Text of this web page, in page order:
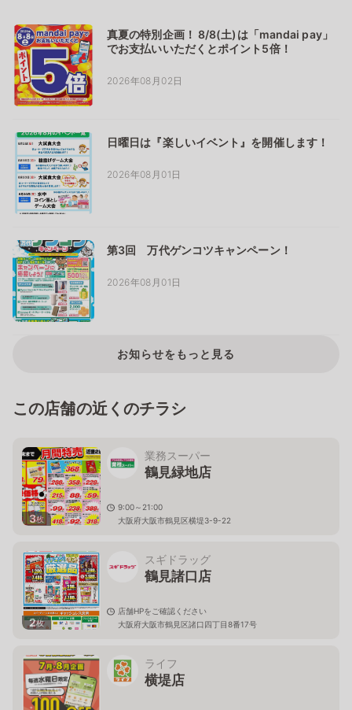
真夏の特別企画！ 8/8(土)は「mandai pay」
でお支払いいただくとポイント5倍！
2026年08月02日
日曜日は『楽しいイベント』を開催します！
2026年08月01日
第3回 万代ゲンコツキャンペーン！
2026年08月01日
お知らせをもっと見る
この店舗の近くのチラシ
3枚
業務スーパー
鶴見緑地店
9:00～21:00
大阪府大阪市鶴見区横堤3-9-22
2枚
スギドラッグ
鶴見諸口店
店舗HPをご確認ください
大阪府大阪市鶴見区諸口四丁目8番17号
ライフ
横堤店